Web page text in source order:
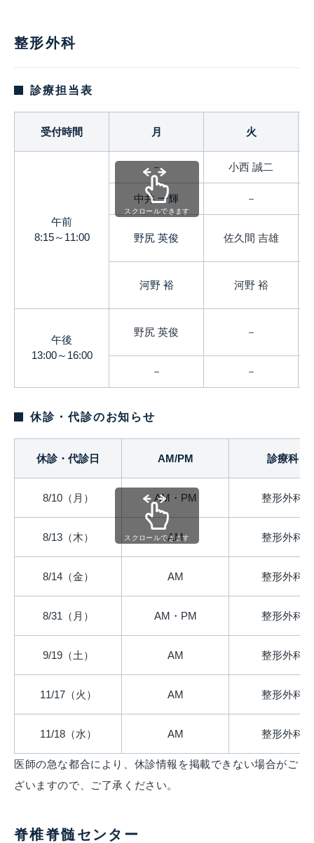
整形外科
診療担当表
受付時間 月 火
午前
8:15～11:00
－ 小西 誠二
中井 一輝 －
野尻 英俊 佐久間 吉雄
河野 裕 河野 裕
午後
13:00～16:00
野尻 英俊 －
－ －
スクロールできます
休診・代診のお知らせ
休診・代診日 AM/PM 診療科
8/10（月） AM・PM 整形外科
8/13（木） AM 整形外科
8/14（金） AM 整形外科
8/31（月） AM・PM 整形外科
9/19（土） AM 整形外科
11/17（火） AM 整形外科
11/18（水） AM 整形外科
医師の急な都合により、休診情報を掲載できない場合がご
ざいますので、ご了承ください。
スクロールできます
脊椎脊髄センター